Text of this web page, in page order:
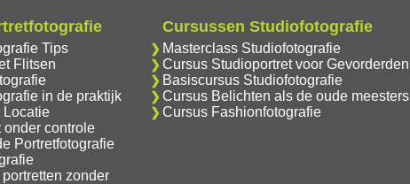
Tips
Flitsen
in de praktijk
Locatie
controle
Portretfotografie
zonder
Cursussen Studiofotografie
Masterclass Studiofotografie
Cursus Studioportret voor Gevorderden
Basiscursus Studiofotografie
Cursus Belichten als de oude meesters
Cursus Fashionfotografie